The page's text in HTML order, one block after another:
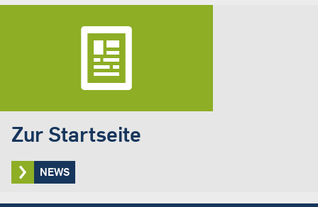
Zur Startseite
NEWS